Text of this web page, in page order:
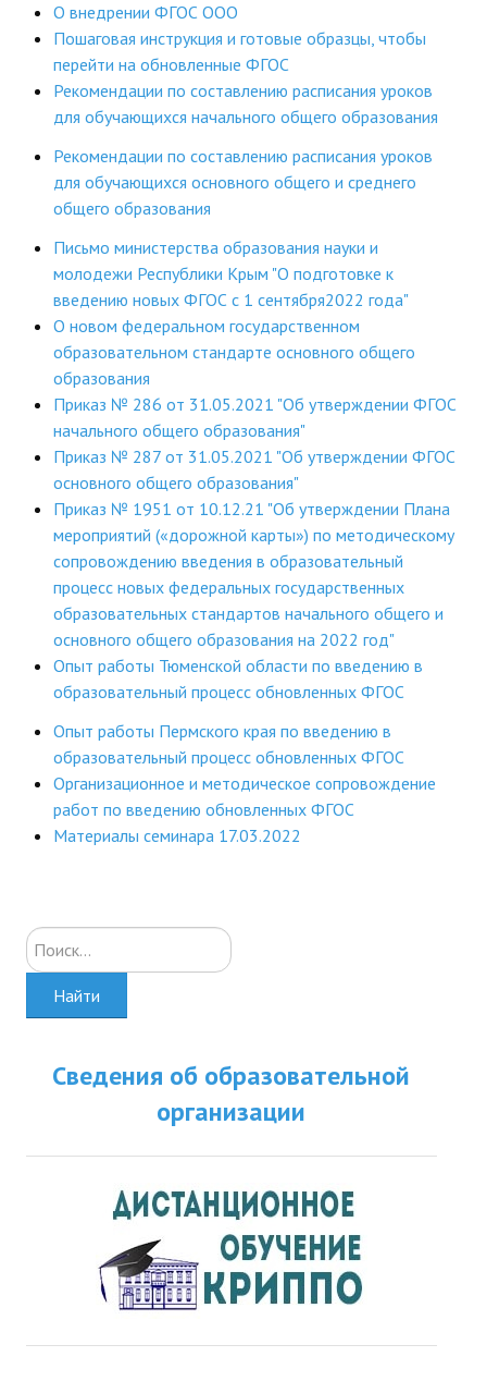
О внедрении ФГОС ООО
Пошаговая инструкция и готовые образцы, чтобы
перейти на обновленные ФГОС
Рекомендации по составлению расписания уроков
для обучающихся начального общего образования
Рекомендации по составлению расписания уроков
для обучающихся основного общего и среднего
общего образования
Письмо министерства образования науки и
молодежи Республики Крым "О подготовке к
введению новых ФГОС с 1 сентября2022 года"
О новом федеральном государственном
образовательном стандарте основного общего
образования
Приказ № 286 от 31.05.2021 "Об утверждении ФГОС
начального общего образования"
Приказ № 287 от 31.05.2021 "Об утверждении ФГОС
основного общего образования"
Приказ № 1951 от 10.12.21 "Об утверждении Плана
мероприятий («дорожной карты») по методическому
сопровождению введения в образовательный
процесс новых федеральных государственных
образовательных стандартов начального общего и
основного общего образования на 2022 год"
Опыт работы Тюменской области по введению в
образовательный процесс обновленных ФГОС
Опыт работы Пермского края по введению в
образовательный процесс обновленных ФГОС
Организационное и методическое сопровождение
работ по введению обновленных ФГОС
Материалы семинара 17.03.2022
Искать...
Найти
Сведения об образовательной
организации